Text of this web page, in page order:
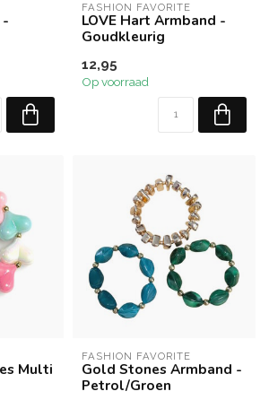
-
FASHION FAVORITE
LOVE Hart Armband -
Goudkleurig
12,95
Op voorraad
Multi
FASHION FAVORITE
Gold Stones Armband -
Petrol/Groen